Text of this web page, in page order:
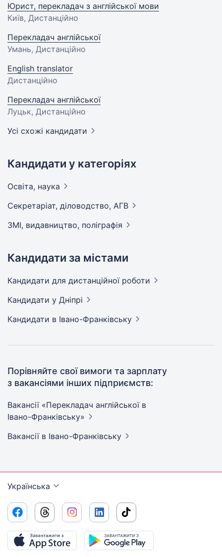
Юрист, перекладач з англійської мови
Київ, Дистанційно
Перекладач англійської
Умань, Дистанційно
English translator
Дистанційно
Перекладач англійської
Луцьк, Дистанційно
Усі схожі кандидати
Кандидати у категоріях
Освіта, наука
Секретаріат, діловодство, АГВ
ЗМІ, видавництво, поліграфія
Кандидати за містами
Кандидати для дистанційної роботи
Кандидати у Дніпрі
Кандидати в Івано-Франківську
Порівняйте свої вимоги та зарплату
з вакансіями інших підприємств:
Вакансії «Перекладач англійської в
Івано-Франківську»
Вакансії в Івано-Франківську
Українська